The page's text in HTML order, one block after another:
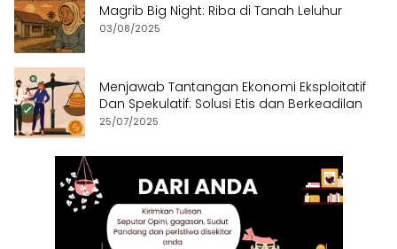
Magrib Big Night: Riba di Tanah Leluhur
03/08/2025
Menjawab Tantangan Ekonomi Eksploitatif
Dan Spekulatif: Solusi Etis dan Berkeadilan
25/07/2025